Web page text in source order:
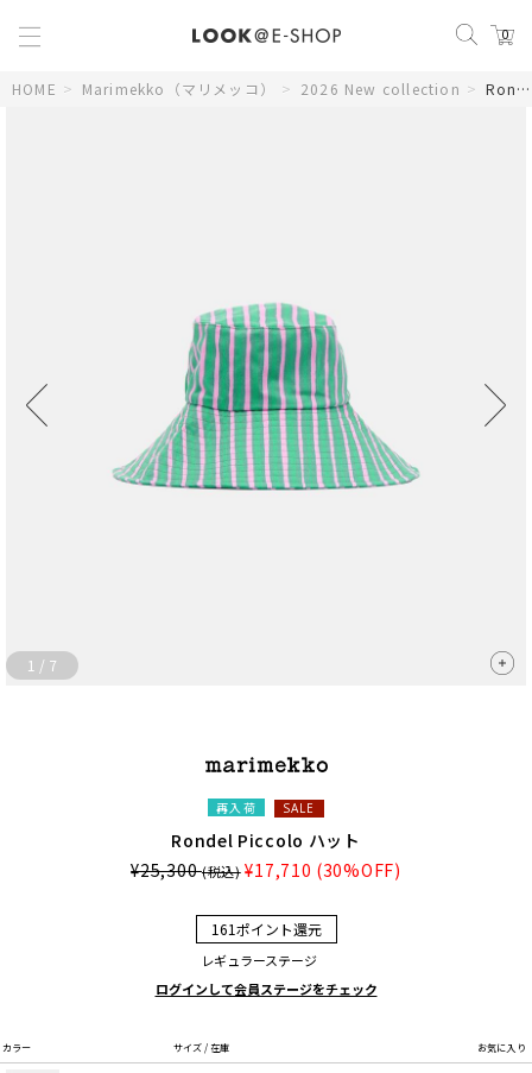
0
HOME > Marimekko（マリメッコ） > 2026 New collection > Rondel Piccolo ハット
1 / 7
再入荷 SALE
Rondel Piccolo ハット
¥25,300(税込) ¥17,710 (30%OFF)
161ポイント還元
レギュラーステージ
ログインして会員ステージをチェック
カラー サイズ / 在庫 お気に入り